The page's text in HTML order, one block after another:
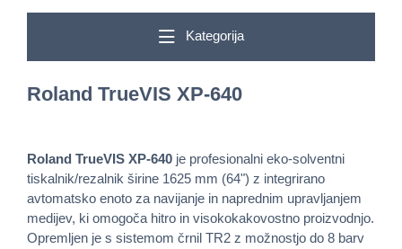
Kategorija
Roland TrueVIS XP‑640
Roland TrueVIS XP‑640 je profesionalni eko-solventni
tiskalnik/rezalnik širine 1625 mm (64") z integrirano
avtomatsko enoto za navijanje in naprednim upravljanjem
medijev, ki omogoča hitro in visokokakovostno proizvodnjo.
Opremljen je s sistemom črnil TR2 z možnostjo do 8 barv